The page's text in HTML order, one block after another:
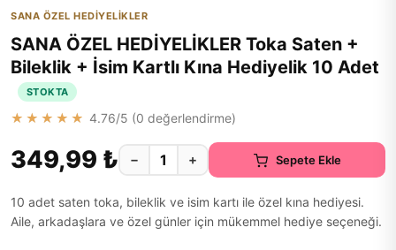
SANA ÖZEL HEDİYELİKLER
SANA ÖZEL HEDİYELİKLER Toka Saten +
Bileklik + İsim Kartlı Kına Hediyelik 10 Adet
STOKTA
★★★★★ 4.76/5 (0 değerlendirme)
349,99 ₺ − + Sepete Ekle
10 adet saten toka, bileklik ve isim kartı ile özel kına hediyesi.
Aile, arkadaşlara ve özel günler için mükemmel hediye seçeneği.